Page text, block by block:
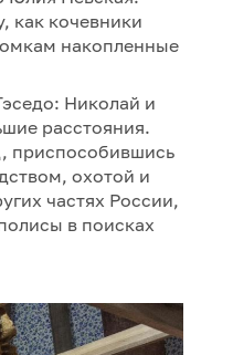
как кочевники
накопленные
Николай и
расстояния.
приспособившись
охотой и
частях России,
в поисках